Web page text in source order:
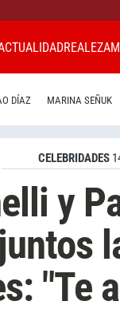
REALEZA
DÍAZ MARINA SEÑUK
CELEBRIDADES
y
"Te